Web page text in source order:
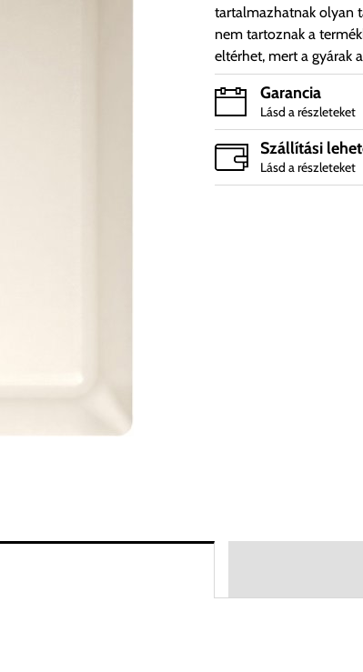
tartalmazhatnak olyan
nem tartoznak a
eltérhet, mert a gyárak
Garancia
Lásd a részleteket
Szállítási
Lásd a részleteket